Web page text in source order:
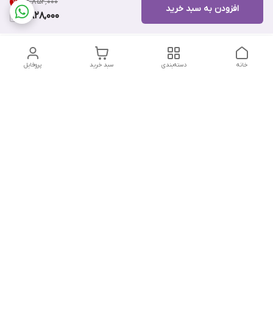
11,828,000
افزودن به سبد خرید
پروفایل سبد خرید دسته‌بندی خانه